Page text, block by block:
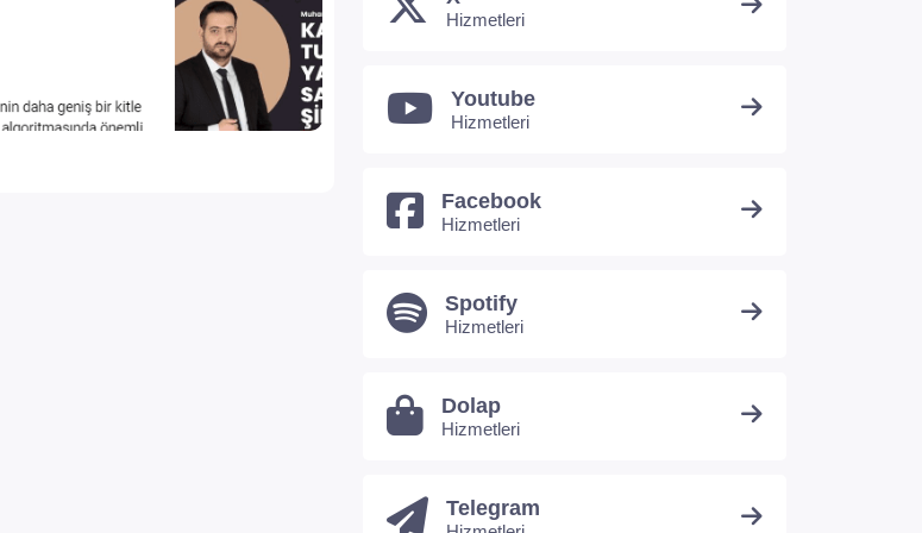
Hizmetleri
Youtube
Hizmetleri
Facebook
Hizmetleri
Spotify
Hizmetleri
Dolap
Hizmetleri
Telegram